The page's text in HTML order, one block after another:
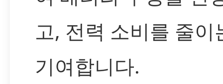
고, 전력 소비를 줄이
기여합니다.